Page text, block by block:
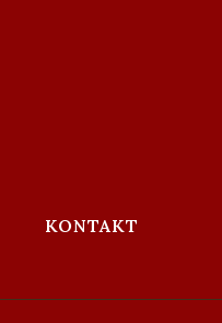
KONTAKT